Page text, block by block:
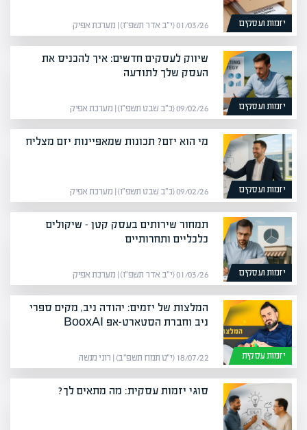
יזמות ועסקים 01/03/26 (י״ב אדר תשפ״ו) | מערכת אפיק
יזמות ועסקים
שיווק לעסקים חדשים: איך להכניס את
העסק שלך לתודעה
09/02/26 (כ״ב שבט תשפ״ו) | מערכת אפיק
יזמות ועסקים
מי הוא יזם? תכונות שמאפיינות יזם מצליח
09/02/26 (כ״ב שבט תשפ״ו) | מערכת אפיק
יזמות ועסקים
תמחור שירותים בעסק קטן – שיקולים
כלכליים ותחרותיים
01/03/26 (י״ב אדר תשפ״ו) | מערכת אפיק
יזמות עסקית
המלצות של יזמים: יהודה ניב, מקים ספרי
ניב וחברת הסטארט-אפ BooxAI
18/07/22 (י״ט תמוז תשפ״ב) | רוני מנשה
סוגי יזמות עסקית: מה מתאים לך?